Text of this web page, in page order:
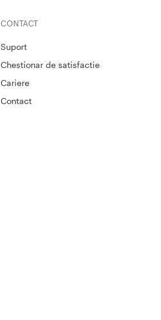
CONTACT
Suport
Chestionar de satisfactie
Cariere
Contact